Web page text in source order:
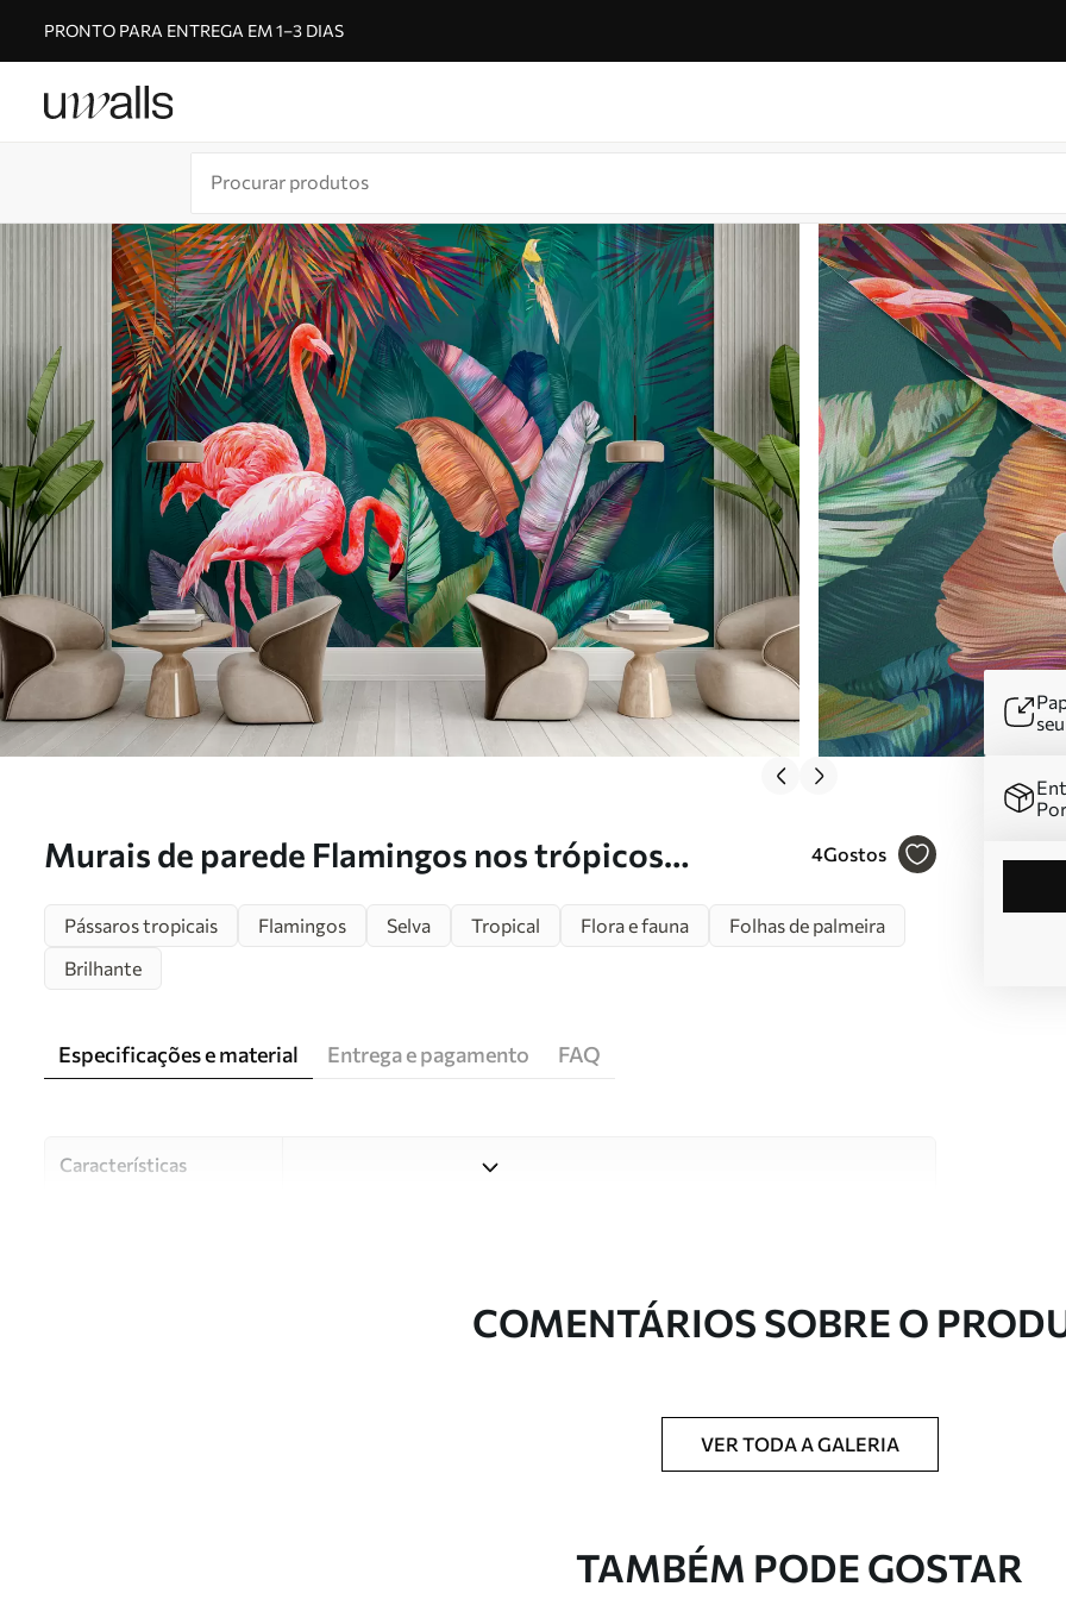
PRONTO PARA ENTREGA EM 1–3 DIAS
Murais de parede Flamingos nos trópicos
4Gostos
Pássaros tropicais Flamingos Selva Tropical Flora e fauna
Folhas de palmeira
Brilhante
Especificações e material Entrega e pagamento FAQ
Características
Estúdio de design Uwalls
Disponível com revestimento de verniz e/ou adesivo para papel de parede.
COMENTÁRIOS SOBRE O
VER TODA A GALERIA
TAMBÉM PODE GOSTAR